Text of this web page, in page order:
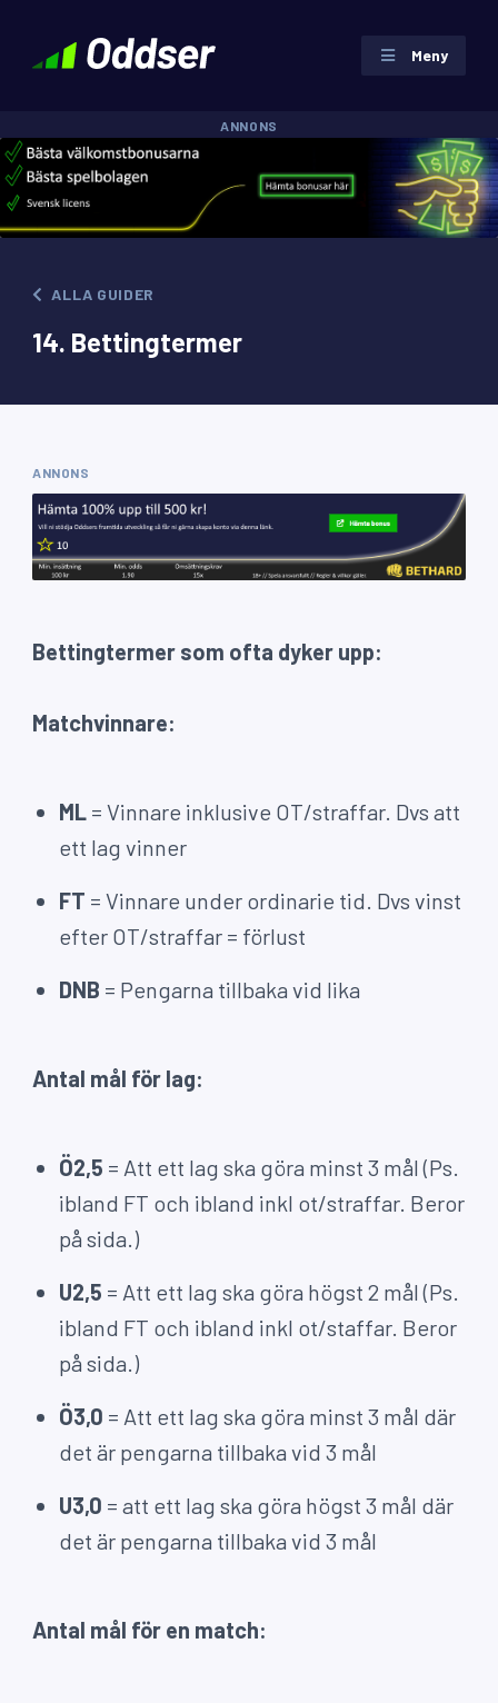
Meny
ANNONS
ALLA GUIDER
14. Bettingtermer
ANNONS
Bettingtermer som ofta dyker upp:
Matchvinnare:
ML = Vinnare inklusive OT/straffar. Dvs att
ett lag vinner
FT = Vinnare under ordinarie tid. Dvs vinst
efter OT/straffar = förlust
DNB = Pengarna tillbaka vid lika
Antal mål för lag:
Ö2,5 = Att ett lag ska göra minst 3 mål (Ps.
ibland FT och ibland inkl ot/straffar. Beror
på sida.)
U2,5 = Att ett lag ska göra högst 2 mål (Ps.
ibland FT och ibland inkl ot/staffar. Beror
på sida.)
Ö3,0 = Att ett lag ska göra minst 3 mål där
det är pengarna tillbaka vid 3 mål
U3,0 = att ett lag ska göra högst 3 mål där
det är pengarna tillbaka vid 3 mål
Antal mål för en match: